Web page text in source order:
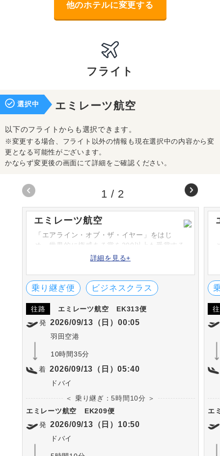
他のホテルに変更する
フライト
選択中 エミレーツ航空
以下のフライトからも選択できます。
※変更する場合、フライト以外の情報も現在選択中の内容から変
更となる可能性がございます。
かならず変更後の画面にて詳細をご確認ください。
エミレーツ航空
「エアライン・オブ・ザ・イヤー」をはじ
め、世界的に権威ある賞を300以上も受賞する
エミレーツ航空。1985年に設立し、アラブ首
ジア・アフリカ・ヨーロッパ・北米・中南米
など世界各国へ就航をしています。
詳細を見る+
乗り継ぎ便 ビジネスクラス
往路 エミレーツ航空
EK313便
発 2026/09/13（日）00:05
羽田空港
10時間35分
着 2026/09/13（日）05:40
ドバイ
＜ 乗り継ぎ：5時間10分 ＞
エミレーツ航空
EK209便
発 2026/09/13（日）10:50
ドバイ
エ
1 / 2